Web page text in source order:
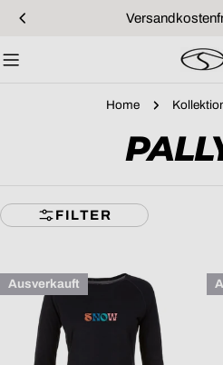
Zum
springen
Home
S
M
M
L
FILTER
Ausverkauft